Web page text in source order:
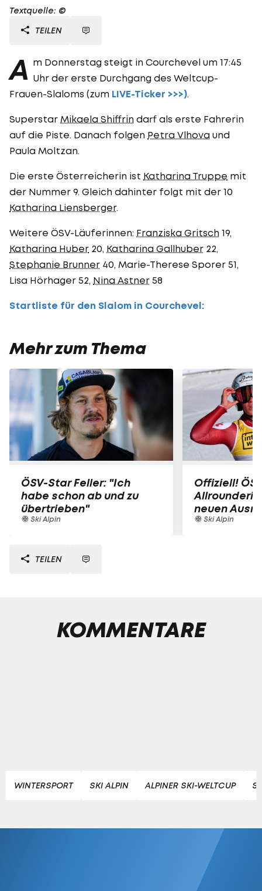
Textquelle: ©
TEILEN
A m Donnerstag steigt in Courchevel um 17:45
Uhr der erste Durchgang des Weltcup-
Frauen-Slaloms (zum LIVE-Ticker >>>).
Superstar Mikaela Shiffrin darf als erste Fahrerin
auf die Piste. Danach folgen Petra Vlhova und
Paula Moltzan.
Die erste Österreicherin ist Katharina Truppe mit
der Nummer 9. Gleich dahinter folgt mit der 10
Katharina Liensberger.
Weitere ÖSV-Läuferinnen: Franziska Gritsch 19,
Katharina Huber 20, Katharina Gallhuber 22,
Stephanie Brunner 40, Marie-Therese Sporer 51,
Lisa Hörhager 52, Nina Astner 58
Startliste für den Slalom in Courchevel:
Mehr zum Thema
ÖSV-Star Feller: "Ich
habe schon ab und zu
übertrieben"
Ski Alpin
Offiziell!
neuen
Ski Alpin
TEILEN
KOMMENTARE
WINTERSPORT SKI ALPIN ALPINER SKI-WELTCUP